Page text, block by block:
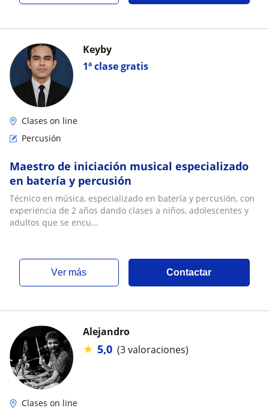
1ª clase gratis
Keyby
Clases on line
Percusión
Maestro de iniciación musical especializado
en batería y percusión
Técnico en música, especializado en batería y percusión, con
experiencia de 2 años dando clases a niños, adolescentes y
adultos que se encu...
ver más Contactar
Alejandro
★ 5,0 (3 valoraciones)
Clases on line